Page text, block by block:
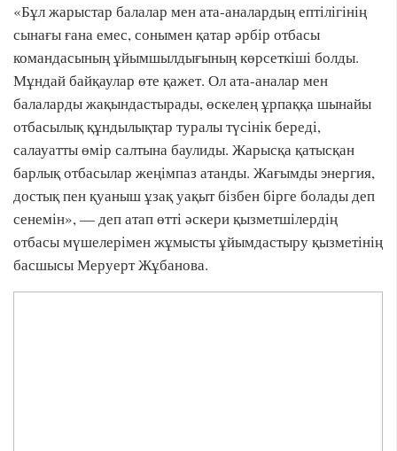
«Бұл жарыстар балалар мен ата-аналардың ептілігінің
сынағы ғана емес, сонымен қатар әрбір отбасы
командасының ұйымшылдығының көрсеткіші болды.
Мұндай байқаулар өте қажет. Ол ата-аналар мен
балаларды жақындастырады, өскелең ұрпаққа шынайы
отбасылық құндылықтар туралы түсінік береді,
салауатты өмір салтына баулиды. Жарысқа қатысқан
барлық отбасылар жеңімпаз атанды. Жағымды энергия,
достық пен қуаныш ұзақ уақыт бізбен бірге болады деп
сенемін», — деп атап өтті әскери қызметшілердің
отбасы мүшелерімен жұмысты ұйымдастыру қызметінің
басшысы Меруерт Жұбанова.